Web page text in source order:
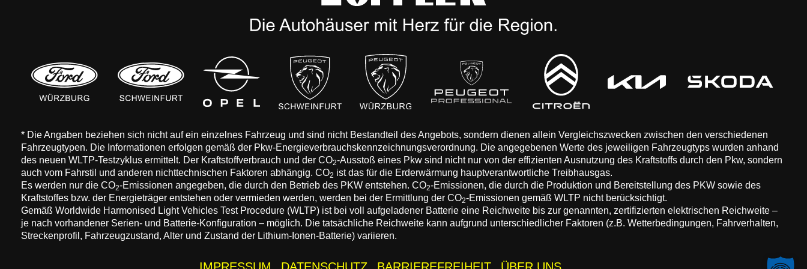
* Die Angaben beziehen sich nicht auf ein einzelnes Fahrzeug und sind nicht Bestandteil des Angebots, sondern dienen allein Vergleichszwecken zwischen den verschiedenen
Fahrzeugtypen. Die Informationen erfolgen gemäß der Pkw-Energieverbrauchskennzeichnungsverordnung. Die angegebenen Werte des jeweiligen Fahrzeugtyps wurden anhand
des neuen WLTP-Testzyklus ermittelt. Der Kraftstoffverbrauch und der CO2-Ausstoß eines Pkw sind nicht nur von der effizienten Ausnutzung des Kraftstoffs durch den Pkw, sondern
auch vom Fahrstil und anderen nichttechnischen Faktoren abhängig. CO2 ist das für die Erderwärmung hauptverantwortliche Treibhausgas.
Es werden nur die CO2-Emissionen angegeben, die durch den Betrieb des PKW entstehen. CO2-Emissionen, die durch die Produktion und Bereitstellung des PKW sowie des
Kraftstoffes bzw. der Energieträger entstehen oder vermieden werden, werden bei der Ermittlung der CO2-Emissionen gemäß WLTP nicht berücksichtigt.
Gemäß Worldwide Harmonised Light Vehicles Test Procedure (WLTP) ist bei voll aufgeladener Batterie eine Reichweite bis zur genannten, zertifizierten elektrischen Reichweite –
je nach vorhandener Serien- und Batterie-Konfiguration – möglich. Die tatsächliche Reichweite kann aufgrund unterschiedlicher Faktoren (z.B. Wetterbedingungen, Fahrverhalten,
Streckenprofil, Fahrzeugzustand, Alter und Zustand der Lithium-Ionen-Batterie) variieren.